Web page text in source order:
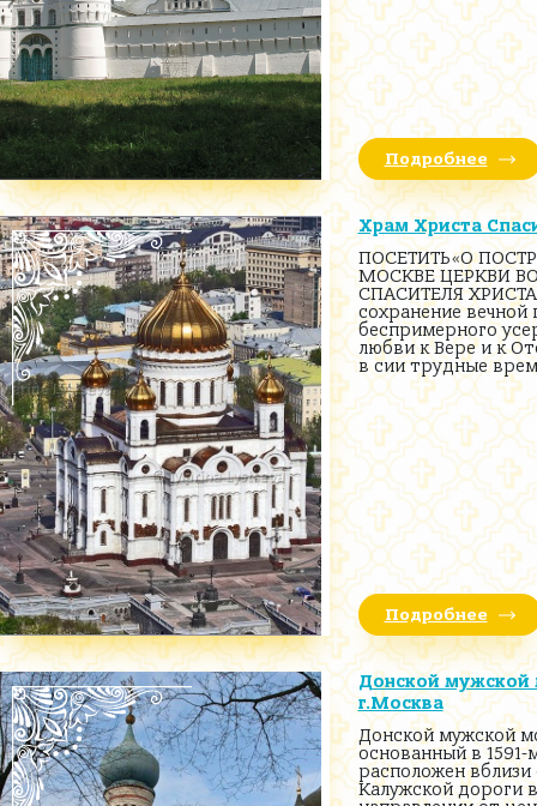
Подробнее
Храм Христа
ПОСЕТИТЬ«О
МОСКВЕ ЦЕРКВИ
СПАСИТЕЛЯ
сохранение вечной
беспримерного
любви к Вере и к
в сии трудные
Подробнее
Донской мужской
г.Москва
Донской мужской
основанный в 1591-
расположен вблизи
Калужской дороги